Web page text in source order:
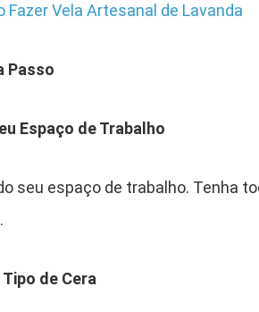
Fazer Vela Artesanal de Lavanda
Passo
Espaço de Trabalho
seu espaço de trabalho. Tenha
de Cera